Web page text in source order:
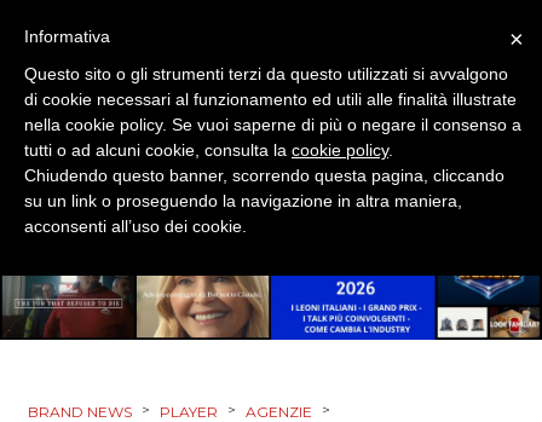
EVENTI
MOBILE
PROMOZIONI
PRODOTTI
PUNTI VENDITA
BRAND NEWS > PLAYER > AGENZIE >
×
Informativa
Questo sito o gli strumenti terzi da questo utilizzati si avvalgono
di cookie necessari al funzionamento ed utili alle finalità illustrate
nella cookie policy. Se vuoi saperne di più o negare il consenso a
tutti o ad alcuni cookie, consulta la cookie policy.
Chiudendo questo banner, scorrendo questa pagina, cliccando
su un link o proseguendo la navigazione in altra maniera,
acconsenti all’uso dei cookie.